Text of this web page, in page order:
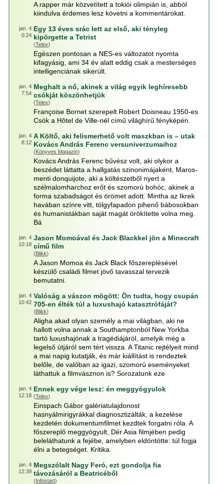
A rapper már közvetített a tokiói olimpián is, abból
kiindulva érdemes lesz követni a kommentárokat.
jan. 4
0:24
Egy 13 éves srác lett az első, aki tényleg
kipörgette a Tetrist
(Telex)
Egészen pontosan a NES-es változatot nyomta
kifagyásig, ami 34 év alatt eddig csak a mesterséges
intelligenciának sikerült.
jan. 4
7:54
Meghalt a nő, akinek a világ egyik leghíresebb
csókját köszönhetjük
(Telex)
Françoise Bornet szerepelt Robert Doisneau 1950-es
Csók a Hôtel de Ville-nél című világhírű fényképén.
jan. 4
8:12
A Költő, aki felismerhető volt maszkban is – utak
Kovács András Ferenc versuniverzumaihoz
(Könyves Magazin)
Kovács András Ferenc bűvész volt, aki olykor a
beszédet láttatta a hallgatás szinonimájaként, Maros-
menti donquijote, aki a költészetből nyert a
szélmalomharchoz erőt és szomorú bohóc, akinek a
forma szabadságot és örömet adott. Mintha az Ikrek
havában színre vitt, tölgyfapadon pihenő bábosokban
és humanistákban saját magát örökítette volna meg.
Bá
jan. 4
10:18
Jason Momoával és Jack Blackkel jön a Minecraft
című film
(Blikk)
A Jason Momoa és Jack Black főszereplésével
készülő családi filmet jövő tavasszal tervezik
bemutatni.
jan. 4
10:42
Valóság a vászon mögött: Ön tudta, hogy csupán
705-en élték túl a luxushajó katasztrófáját?
(Blikk)
Aligha akad olyan személy a mai világban, aki ne
hallott volna annak a Southamptonból New Yorkba
tartó luxushajónak a tragédiájáról, amelyik még a
legelső útjáról sem tért vissza. A Titanic rejtélyeit mind
a mai napig kutatják, és már kiállítást is rendeztek
belőle, de valóban az igazi, szomorú eseményeket
láthattuk a filmvásznon is? Sorozatunk eze
jan. 4
12:18
Ennek egy vége lesz: én meggyógyulok
(Telex)
Einspach Gábor galériatulajdonost
hasnyálmirigyrákkal diagnosztizálták, a kezelése
kezdetén dokumentumfilmet kezdtek forgatni róla. A
főszereplő meggyógyult, Dér Asia filmjében pedig
beleláthatunk a fejébe, amelyben eldöntötte: túl fogja
élni a betegséget. Kritika.
jan. 4
12:39
Megszólalt Nagy Feró, ezt gondolja fia
távozásáról a Beatricéből
(Infostart)